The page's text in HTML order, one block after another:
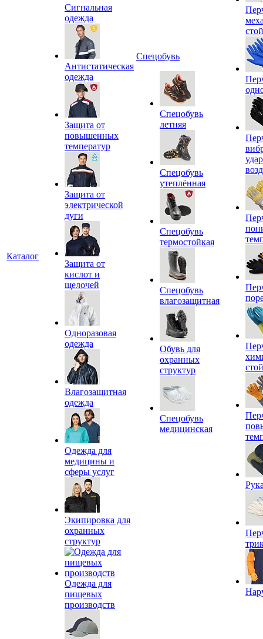
Каталог
Сигнальная
одежда
Антистатическая
одежда
Защита от
повышенных
температур
Защита от
электрической
дуги
Защита от
кислот и
щелочей
Одноразовая
одежда
Влагозащитная
одежда
Одежда для
медицины и
сферы услуг
Экипировка для
охранных
структур
Одежда для
пищевых
производств
Спецобувь
Спецобувь
летняя
Спецобувь
утеплённая
Спецобувь
термостойкая
Спецобувь
влагозащитная
Обувь для
охранных
структур
Спецобувь
медицинская